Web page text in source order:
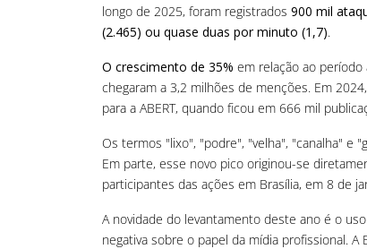
longo de 2025, foram registrados 900 mil
(2.465) ou quase duas por minuto (1,7).
O crescimento de 35% em relação ao
chegaram a 3,2 milhões de menções. Em
para a ABERT, quando ficou em 666 mil
Os termos "lixo", "podre", "velha", "canalha" e
Em parte, esse novo pico originou-se
participantes das ações em Brasília, em 8 de
A novidade do levantamento deste ano é o
negativa sobre o papel da mídia profissional.